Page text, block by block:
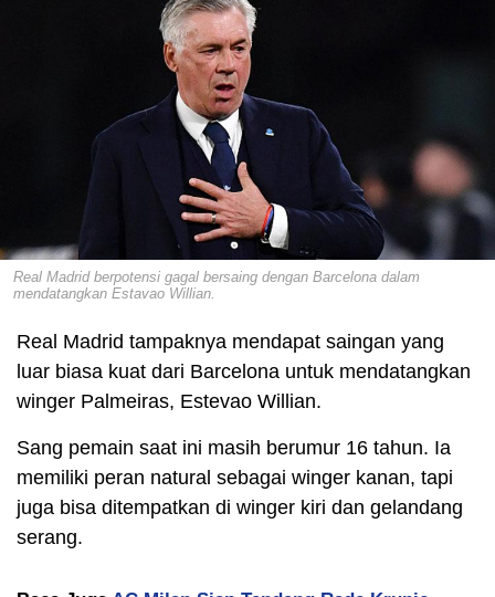
Real Madrid berpotensi gagal bersaing dengan Barcelona dalam
mendatangkan Estavao Willian.
Real Madrid tampaknya mendapat saingan yang
luar biasa kuat dari Barcelona untuk mendatangkan
winger Palmeiras, Estevao Willian.
Sang pemain saat ini masih berumur 16 tahun. Ia
memiliki peran natural sebagai winger kanan, tapi
juga bisa ditempatkan di winger kiri dan gelandang
serang.